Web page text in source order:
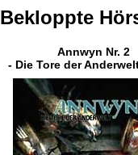
Bekloppte
Annwyn Nr. 2
- Die Tore der